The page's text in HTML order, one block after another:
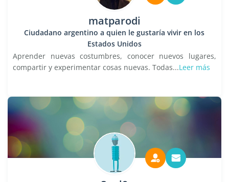
matparodi
Ciudadano argentino a quien le gustaría vivir en los
Estados Unidos
Aprender nuevas costumbres, conocer nuevos lugares,
compartir y experimentar cosas nuevas. Todas...Leer más